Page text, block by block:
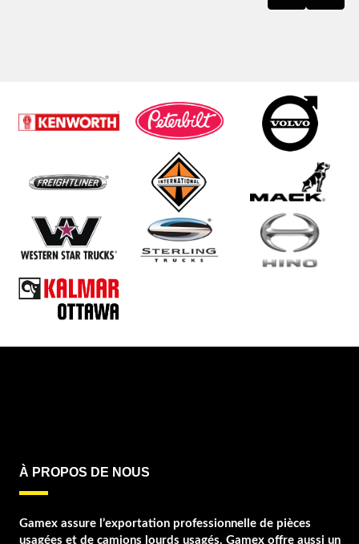
À PROPOS DE NOUS
Gamex assure l’exportation professionnelle de pièces
usagées et de camions lourds usagés. Gamex offre aussi un